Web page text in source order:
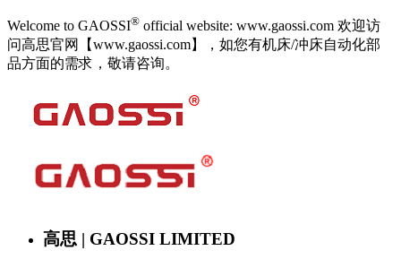
Welcome to GAOSSI® official website: www.gaossi.com 欢迎访
问高思官网【www.gaossi.com】，如您有机床/冲床自动化部
品方面的需求，敬请咨询。
高思 | GAOSSI LIMITED